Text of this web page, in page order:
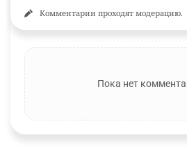
Комментарии проходят модерацию.
Пока нет